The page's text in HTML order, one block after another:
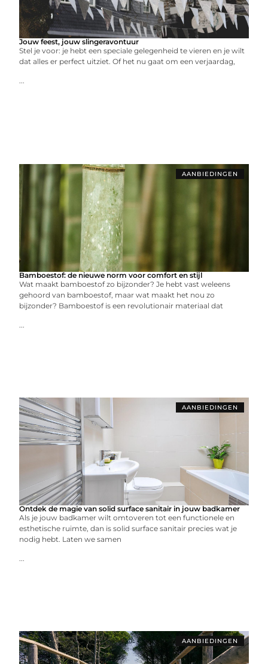
Jouw feest, jouw slingeravontuur
Stel je voor: je hebt een speciale gelegenheid te vieren en je wilt
dat alles er perfect uitziet. Of het nu gaat om een verjaardag,
...
AANBIEDINGEN
Bamboestof: de nieuwe norm voor comfort en stijl
Wat maakt bamboestof zo bijzonder? Je hebt vast weleens
gehoord van bamboestof, maar wat maakt het nou zo
bijzonder? Bamboestof is een revolutionair materiaal dat
...
AANBIEDINGEN
Ontdek de magie van solid surface sanitair in jouw badkamer
Als je jouw badkamer wilt omtoveren tot een functionele en
esthetische ruimte, dan is solid surface sanitair precies wat je
nodig hebt. Laten we samen
...
AANBIEDINGEN